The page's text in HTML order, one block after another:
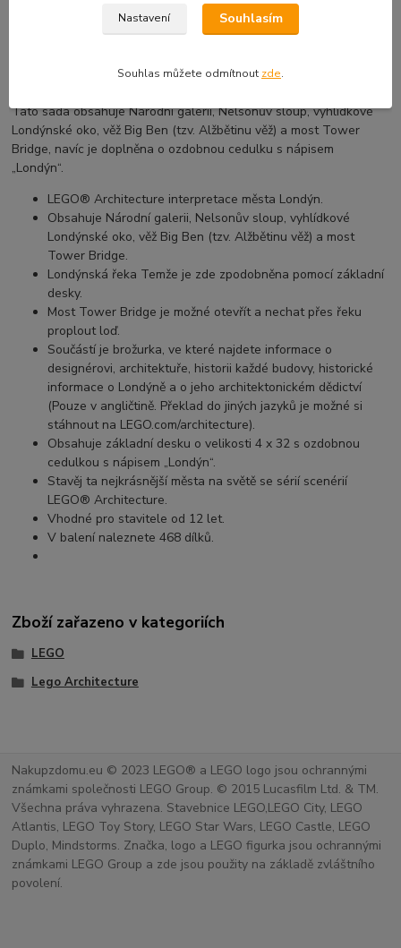
detailnímu LEGO® modelu z kostek. Panoramatická sbírka LEGO
Architecture obsahuje modely, které jsou vhodné k vystavení
cestování, architekturu, historii a design. Každá sada má své
Tato sada obsahuje Národní galerii, Nelsonův sloup, vyhlídkové
Londýnské oko, věž Big Ben (tzv. Alžbětinu věž) a most Tower
Bridge, navíc je doplněna o ozdobnou cedulku s nápisem
„Londýn“.
LEGO® Architecture interpretace města Londýn.
Obsahuje Národní galerii, Nelsonův sloup, vyhlídkové
Londýnské oko, věž Big Ben (tzv. Alžbětinu věž) a most
Tower Bridge.
Londýnská řeka Temže je zde zpodobněna pomocí základní
desky.
Most Tower Bridge je možné otevřít a nechat přes řeku
proplout loď.
Součástí je brožurka, ve které najdete informace o
designérovi, architektuře, historii každé budovy, historické
informace o Londýně a o jeho architektonickém dědictví
(Pouze v angličtině. Překlad do jiných jazyků je možné si
stáhnout na LEGO.com/architecture).
Obsahuje základní desku o velikosti 4 x 32 s ozdobnou
cedulkou s nápisem „Londýn“.
Stavěj ta nejkrásnější města na světě se sérií scenérií
LEGO® Architecture.
Vhodné pro stavitele od 12 let.
V balení naleznete 468 dílků.
Zboží zařazeno v kategoriích
LEGO
Lego Architecture
Nakupzdomu.eu © 2023 LEGO® a LEGO logo jsou ochrannými
známkami společnosti LEGO Group. © 2015 Lucasfilm Ltd. & TM.
Všechna práva vyhrazena. Stavebnice LEGO,LEGO City, LEGO
Atlantis, LEGO Toy Story, LEGO Star Wars, LEGO Castle, LEGO
Duplo, Mindstorms. Značka, logo a LEGO figurka jsou ochrannými
známkami LEGO Group a zde jsou použity na základě zvláštního
povolení.
Nastavení Souhlasím
Souhlas můžete odmítnout zde.